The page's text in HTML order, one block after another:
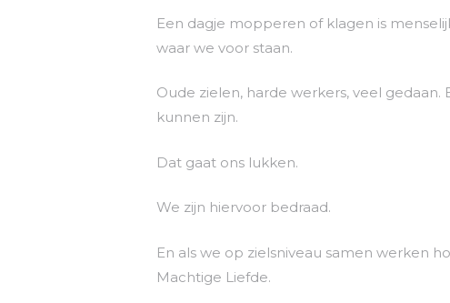
Een dagje mopperen of klagen is
waar we voor staan.
Oude zielen, harde werkers, veel
kunnen zijn.
Dat gaat ons lukken.
We zijn hiervoor bedraad.
En als we op zielsniveau samen werken
Machtige Liefde.